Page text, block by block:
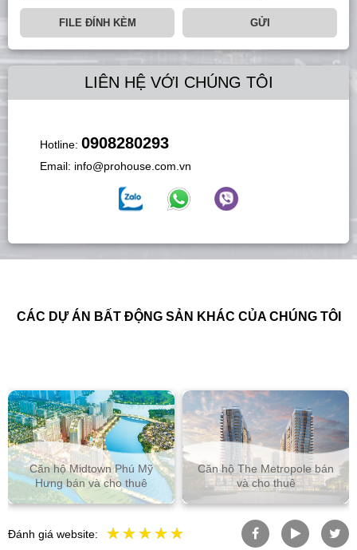
FILE ĐÍNH KÈM GỬI
LIÊN HỆ VỚI CHÚNG TÔI
Hotline: 0908280293
Email: info@prohouse.com.vn
CÁC DỰ ÁN BẤT ĐỘNG SẢN KHÁC CỦA CHÚNG TÔI
Mỹ
thuê
Căn hộ The Metropole bán
và cho thuê
BĐS tại The Global
và cho thuê
Đánh giá website: